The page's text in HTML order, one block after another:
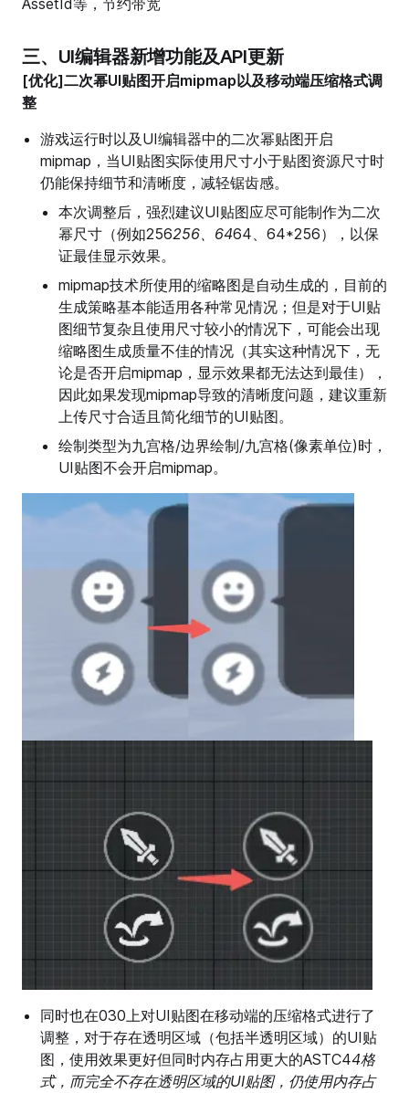
AssetId等，节约带宽
三、UI编辑器新增功能及API更新
[优化]二次幂UI贴图开启mipmap以及移动端压缩格式调
整
游戏运行时以及UI编辑器中的二次幂贴图开启
mipmap，当UI贴图实际使用尺寸小于贴图资源尺寸时
仍能保持细节和清晰度，减轻锯齿感。
本次调整后，强烈建议UI贴图应尽可能制作为二次
幂尺寸（例如256256、6464、64*256），以保
证最佳显示效果。
mipmap技术所使用的缩略图是自动生成的，目前的
生成策略基本能适用各种常见情况；但是对于UI贴
图细节复杂且使用尺寸较小的情况下，可能会出现
缩略图生成质量不佳的情况（其实这种情况下，无
论是否开启mipmap，显示效果都无法达到最佳），
因此如果发现mipmap导致的清晰度问题，建议重新
上传尺寸合适且简化细节的UI贴图。
绘制类型为九宫格/边界绘制/九宫格(像素单位)时，
UI贴图不会开启mipmap。
同时也在030上对UI贴图在移动端的压缩格式进行了
调整，对于存在透明区域（包括半透明区域）的UI贴
图，使用效果更好但同时内存占用更大的ASTC44格
式，而完全不存在透明区域的UI贴图，仍使用内存占